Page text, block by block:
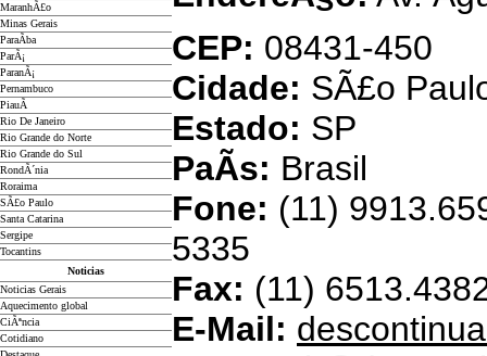
MaranhÃ£o
Minas Gerais
ParaÃ­ba
ParÃ¡
ParanÃ¡
Pernambuco
PiauÃ­
Rio De Janeiro
Rio Grande do Norte
Rio Grande do Sul
RondÃ´nia
Roraima
SÃ£o Paulo
Santa Catarina
Sergipe
Tocantins
Noticias
Noticias Gerais
Aquecimento global
CiÃªncia
Cotidiano
CEP: 08431-450
Cidade: SÃ£o
Estado: SP
PaÃ­s: Brasil
Fone: (11)
5335
Fax: (11)
E-Mail: